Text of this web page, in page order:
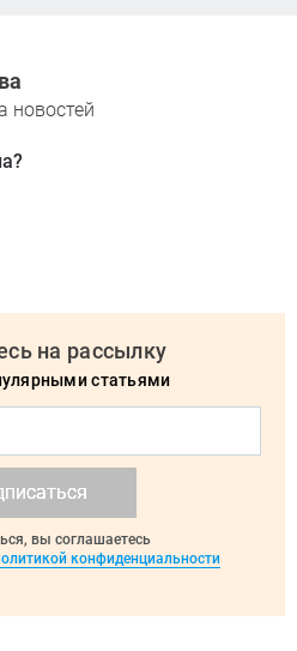
новостей
на рассылку
статьями
вы соглашаетесь
конфиденциальности